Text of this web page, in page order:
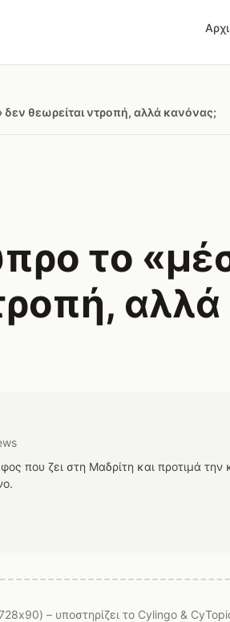
δεν θεωρείται ντροπή, αλλά κανόνας;
το
αλλά
που ζει στη Μαδρίτη και προτιμά την
– υποστηρίζει το Cylingo &